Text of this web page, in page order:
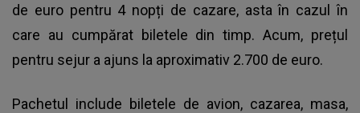
de euro pentru 4 nopți de cazare, asta în cazul în
care au cumpărat biletele din timp. Acum, prețul
pentru sejur a ajuns la aproximativ 2.700 de euro.
Pachetul include biletele de avion, cazarea, masa,